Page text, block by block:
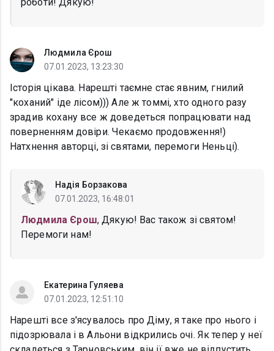
Людмила Єрош
07.01.2023, 13:23:30
Історія цікава. Нарешті таємне стає явним, гнилий
"коханий" іде лісом))) Але ж томмі, хто одного разу
зрадив кохану все ж доведеться попрацювати над
поверненням довіри. Чекаємо продовження!)
Натхнення авторці, зі святами, перемоги Неньці).
Надія Борзакова
07.01.2023, 16:48:01
Людмила Єрош, Дякую! Вас також зі святом!
Перемоги нам!
Екатерина Гуляева
07.01.2023, 12:51:10
Нарешті все з'ясувалось про Діму, я таке про нього і
підозрювала і в Альони відкрились очі. Як тепер у неї